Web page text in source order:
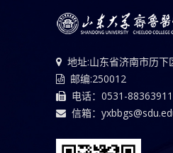
地址:山东省济南市历下
邮编:250012
电话：0531-88363911
信箱：